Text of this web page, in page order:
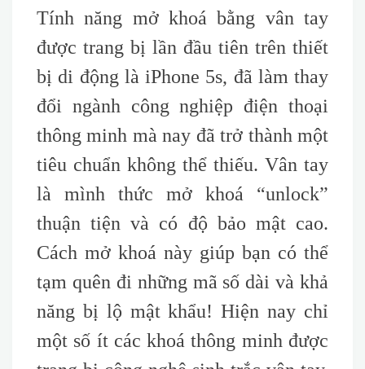
Tính năng mở khoá bằng vân tay
được trang bị lần đầu tiên trên thiết
bị di động là iPhone 5s, đã làm thay
đổi ngành công nghiệp điện thoại
thông minh mà nay đã trở thành một
tiêu chuẩn không thể thiếu. Vân tay
là mình thức mở khoá “unlock”
thuận tiện và có độ bảo mật cao.
Cách mở khoá này giúp bạn có thể
tạm quên đi những mã số dài và khả
năng bị lộ mật khẩu! Hiện nay chỉ
một số ít các khoá thông minh được